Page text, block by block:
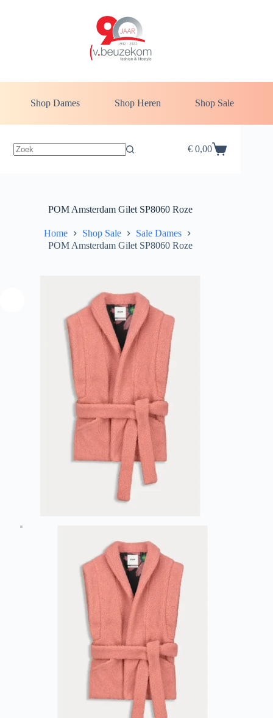
Shop Dames Shop Heren Shop Sale
Winkelwagen
€0,00
POM Amsterdam Gilet SP8060 Roze
Home Shop Sale
Sale Dames
POM Amsterdam Gilet SP8060 Roze